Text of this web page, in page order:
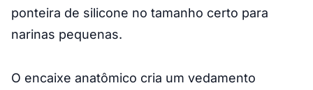
ponteira de silicone no tamanho certo para
narinas pequenas.
O encaixe anatômico cria um vedamento